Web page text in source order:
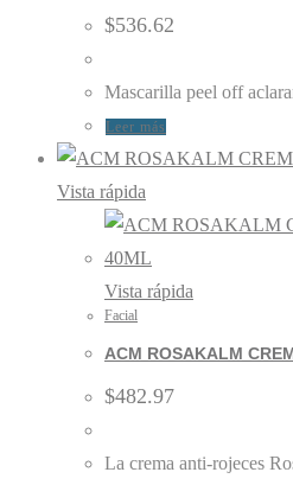
$536.62
Mascarilla peel off
Leer más
Vista rápida
Vista rápida
Facial
ACM ROSAKALM
$482.97
La crema anti-rojeces